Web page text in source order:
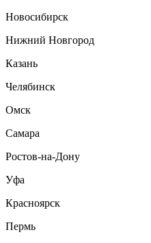
Новосибирск
Нижний Новгород
Казань
Челябинск
Омск
Самара
Ростов-на-Дону
Уфа
Красноярск
Пермь